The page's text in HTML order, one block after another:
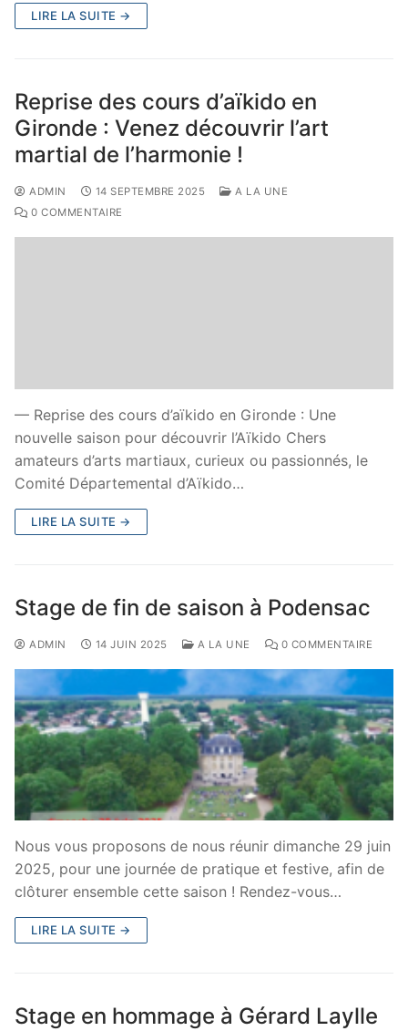
LIRE LA SUITE →
Reprise des cours d’aïkido en
Gironde : Venez découvrir l’art
martial de l’harmonie !
ADMIN 14 SEPTEMBRE 2025
A LA UNE
0 COMMENTAIRE
— Reprise des cours d’aïkido en Gironde : Une
nouvelle saison pour découvrir l’Aïkido Chers
amateurs d’arts martiaux, curieux ou passionnés, le
Comité Départemental d’Aïkido…
LIRE LA SUITE →
Stage de fin de saison à Podensac
ADMIN 14 JUIN 2025 A LA UNE 0 COMMENTAIRE
Nous vous proposons de nous réunir dimanche 29 juin
2025, pour une journée de pratique et festive, afin de
clôturer ensemble cette saison ! Rendez-vous…
LIRE LA SUITE →
Stage en hommage à Gérard Laylle